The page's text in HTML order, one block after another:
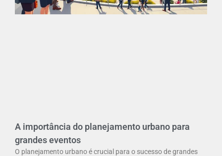
A importância do planejamento urbano para
grandes eventos
O planejamento urbano é crucial para o sucesso de grandes